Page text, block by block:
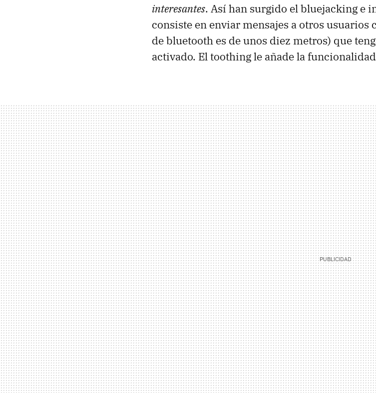
interesantes. Así han surgido el bluejacking e
consiste en enviar mensajes a otros usuarios
de bluetooth es de unos diez metros) que
activado. El toothing le añade la